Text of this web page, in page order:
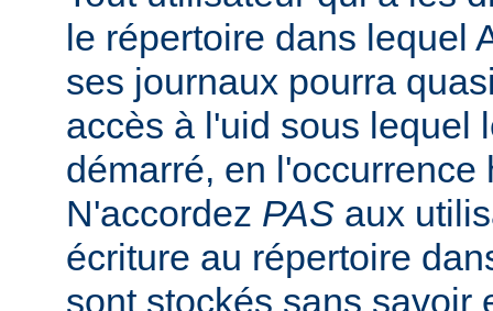
le répertoire dans lequel
ses journaux pourra
accès à l'uid sous lequel
démarré, en
N'accordez PAS aux
écriture au répertoire
sont stockés sans savoir